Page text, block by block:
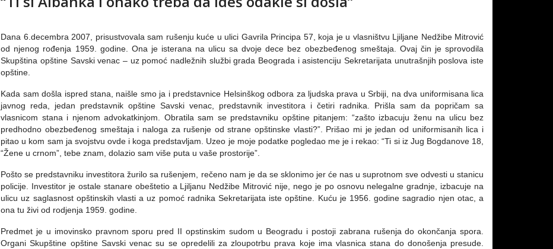
Dana 6.decembra 2007, prisustvovala sam rušenju kuće u ulici Gavrila Principa 57, koja je u vlasništvu Ljiljane Nedžibe Mitrović
od njenog rođenja 1959. godine. Ona je isterana na ulicu sa dvoje dece bez obezbeđenog smeštaja. Ovaj čin je sprovodila
Skupština opštine Savski venac – uz pomoć nadležnih službi grada Beograda i asistenciju Sekretarijata unutrašnjih poslova iste
opštine.
Kada sam došla ispred stana, naišle smo ja i predstavnice Helsinškog odbora za ljudska prava u Srbiji, na dva uniformisana lica
javnog reda, jedan predstavnik opštine Savski venac, predstavnik investitora i četiri radnika. Prišla sam da popričam sa
vlasnicom stana i njenom advokatkinjom. Obratila sam se predstavniku opštine pitanjem: “zašto izbacuju ženu na ulicu bez
predhodno obezbeđenog smeštaja i naloga za rušenje od strane opštinske vlasti?”. Prišao mi je jedan od uniformisanih lica i
pitao u kom sam ja svojstvu ovde i koga predstavljam. Uzeo je moje podatke pogledao me je i rekao: “Ti si iz Jug Bogdanove 18,
“Žene u crnom”, tebe znam, dolazio sam više puta u vaše prostorije”.
Pošto se predstavniku investitora žurilo sa rušenjem, rečeno nam je da se sklonimo jer će nas u suprotnom sve odvesti u stanicu
policije. Investitor je ostale stanare obeštetio a Ljiljanu Nedžibe Mitrović nije, nego je po osnovu nelegalne gradnje, izbacuje na
ulicu uz saglasnost opštinskih vlasti a uz pomoć radnika Sekretarijata iste opštine. Kuću je 1956. godine sagradio njen otac, a
ona tu živi od rodjenja 1959. godine.
Predmet je u imovinsko pravnom sporu pred II opstinskim sudom u Beogradu i postoji zabrana rušenja do okončanja spora.
Organi Skupštine opštine Savski venac su se opredelili za zloupotrbu prava koje ima vlasnica stana do donošenja presude.